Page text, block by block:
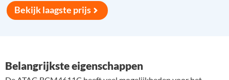
Bekijk laagste prijs
Belangrijkste eigenschappen